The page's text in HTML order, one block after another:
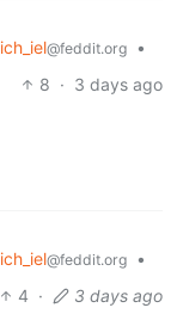
ich_iel@feddit.org
•
8 · 3 days ago
ich_iel@feddit.org
•
4 · 3 days ago